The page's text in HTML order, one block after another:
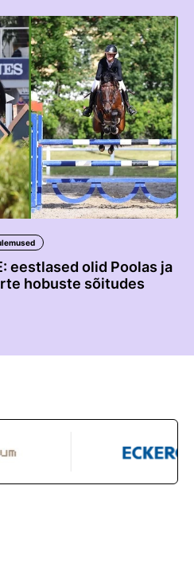
eestlased olid Poolas ja
hobuste sõitudes